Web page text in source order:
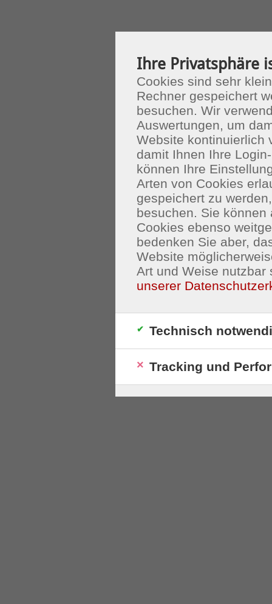
Ihre Privatsphäre
Cookies sind sehr
Rechner gespeichert
besuchen. Wir
Auswertungen, um
Website kontinuierlich
damit Ihnen Ihre
können Ihre
Arten von Cookies
gespeichert zu
besuchen. Sie
Cookies ebenso
bedenken Sie aber,
Website
Art und Weise nutzbar
unserer
Technisch
Tracking und